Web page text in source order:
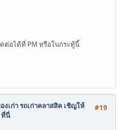
ต่อได้ที่ PM หรือในกระทู้นี้
#19
งเก่า รถเก่าคลาสสิค เชิญให้
ที่นี่